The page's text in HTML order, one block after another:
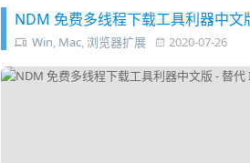
NDM 免费多线程下载工具利器中
Win, Mac,浏览器扩展 2020-07-26